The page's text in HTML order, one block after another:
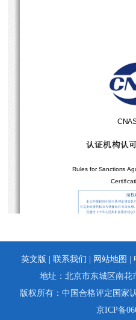
英文版 | 联系我们 | 网站地图 |
地址：北京市东城区南
版权所有：中国合格评定国家
京ICP备